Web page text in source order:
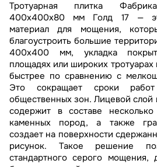
Тротуарная плитка
400х400х80 мм Голд 17 —
материал для мощения,
благоустроить большие
400х400 мм, укладка
площадях или широких тротуарах
быстрее по сравнению с
Это сокращает сроки
общественных зон. Лицевой слой
содержит в составе
каменных пород, а также
создает на поверхности
рисунок. Такое решение
стандартного серого мощения,